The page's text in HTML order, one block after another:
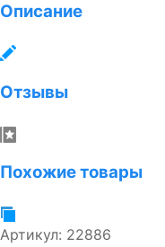
Описание
Отзывы
Похожие товары
Артикул: 22886